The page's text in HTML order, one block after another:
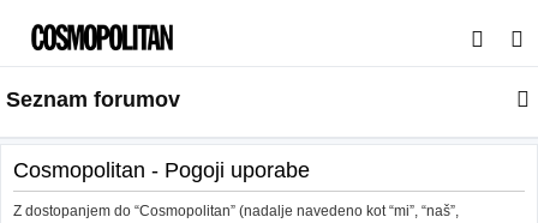
s
a
j
Seznam forumov
Cosmopolitan - Pogoji uporabe
Z dostopanjem do “Cosmopolitan” (nadalje navedeno kot “mi”, “naš”,